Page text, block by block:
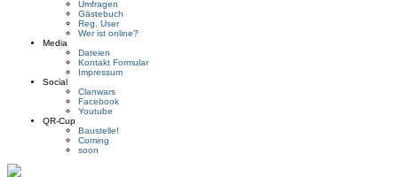
Umfragen
Gästebuch
Reg. User
Wer ist online?
Media
Dateien
Kontakt Formular
Impressum
Social
Clanwars
Facebook
Youtube
QR-Cup
Baustelle!
Coming
soon